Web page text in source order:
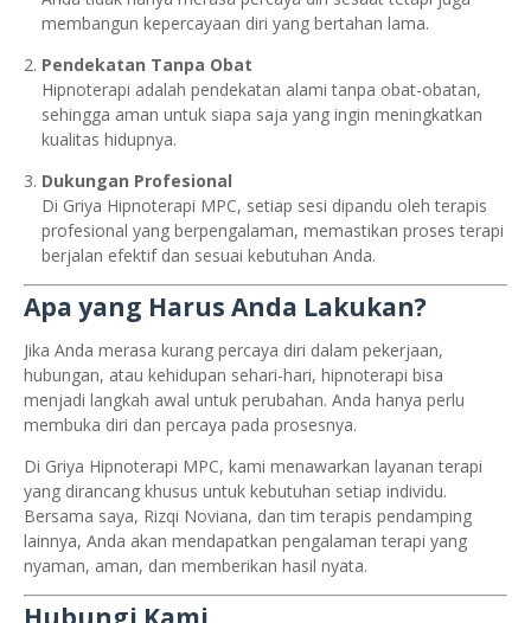
membangun kepercayaan diri yang bertahan lama.
Pendekatan Tanpa Obat
Hipnoterapi adalah pendekatan alami tanpa obat-obatan,
sehingga aman untuk siapa saja yang ingin meningkatkan
kualitas hidupnya.
Dukungan Profesional
Di Griya Hipnoterapi MPC, setiap sesi dipandu oleh terapis
profesional yang berpengalaman, memastikan proses terapi
berjalan efektif dan sesuai kebutuhan Anda.
Apa yang Harus Anda Lakukan?
Jika Anda merasa kurang percaya diri dalam pekerjaan,
hubungan, atau kehidupan sehari-hari, hipnoterapi bisa
menjadi langkah awal untuk perubahan. Anda hanya perlu
membuka diri dan percaya pada prosesnya.
Di Griya Hipnoterapi MPC, kami menawarkan layanan terapi
yang dirancang khusus untuk kebutuhan setiap individu.
Bersama saya, Rizqi Noviana, dan tim terapis pendamping
lainnya, Anda akan mendapatkan pengalaman terapi yang
nyaman, aman, dan memberikan hasil nyata.